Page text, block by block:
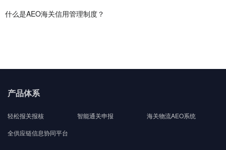
什么是AEO海关信用管理制度？
产品体系
轻松报关报核 智能通关申报
海关物流AEO系统
全供应链信息协同平台